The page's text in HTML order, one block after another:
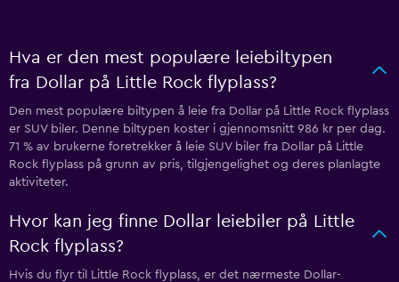
Hva er den mest populære leiebiltypen
fra Dollar på Little Rock flyplass?
Den mest populære biltypen å leie fra Dollar på Little Rock flyplass
er SUV biler. Denne biltypen koster i gjennomsnitt 986 kr per dag.
71 % av brukerne foretrekker å leie SUV biler fra Dollar på Little
Rock flyplass på grunn av pris, tilgjengelighet og deres planlagte
aktiviteter.
Hvor kan jeg finne Dollar leiebiler på Little
Rock flyplass?
Hvis du flyr til Little Rock flyplass, er det nærmeste Dollar-